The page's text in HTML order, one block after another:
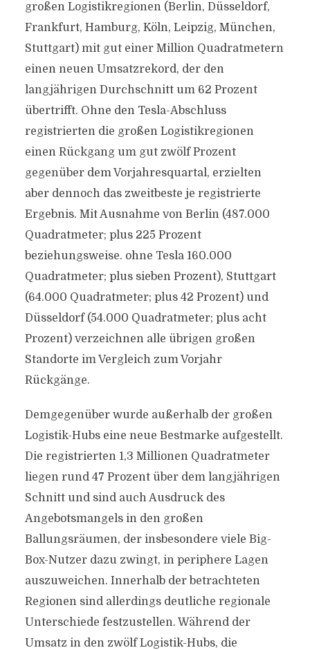
großen Logistikregionen (Berlin, Düsseldorf,
Frankfurt, Hamburg, Köln, Leipzig, München,
Stuttgart) mit gut einer Million Quadratmetern
einen neuen Umsatzrekord, der den
langjährigen Durchschnitt um 62 Prozent
übertrifft. Ohne den Tesla-Abschluss
registrierten die großen Logistikregionen
einen Rückgang um gut zwölf Prozent
gegenüber dem Vorjahresquartal, erzielten
aber dennoch das zweitbeste je registrierte
Ergebnis. Mit Ausnahme von Berlin (487.000
Quadratmeter; plus 225 Prozent
beziehungsweise. ohne Tesla 160.000
Quadratmeter; plus sieben Prozent), Stuttgart
(64.000 Quadratmeter; plus 42 Prozent) und
Düsseldorf (54.000 Quadratmeter; plus acht
Prozent) verzeichnen alle übrigen großen
Standorte im Vergleich zum Vorjahr
Rückgänge.
Demgegenüber wurde außerhalb der großen
Logistik-Hubs eine neue Bestmarke aufgestellt.
Die registrierten 1,3 Millionen Quadratmeter
liegen rund 47 Prozent über dem langjährigen
Schnitt und sind auch Ausdruck des
Angebotsmangels in den großen
Ballungsräumen, der insbesondere viele Big-
Box-Nutzer dazu zwingt, in periphere Lagen
auszuweichen. Innerhalb der betrachteten
Regionen sind allerdings deutliche regionale
Unterschiede festzustellen. Während der
Umsatz in den zwölf Logistik-Hubs, die